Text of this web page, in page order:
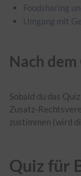
Foodsharing
Umgang mit
Nach dem
Sobald du das
Zusatz-
zustimmen (wird
Quiz für